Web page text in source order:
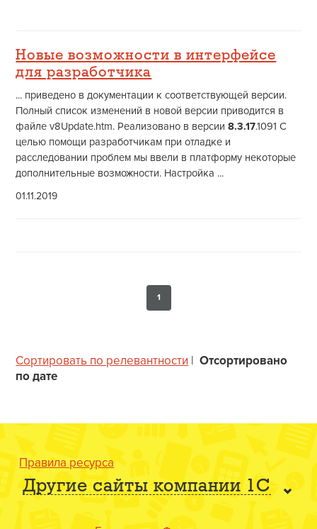
Новые возможности в интерфейсе
для разработчика
... приведено в документации к соответствующей версии.
Полный список изменений в новой версии приводится в
файле v8Update.htm. Реализовано в версии8.3.17.1091 С
целью помощи разработчикам при отладке и
расследовании проблем мы ввели в платформу некоторые
дополнительные возможности. Настройка ...
01.11.2019
1
Сортировать по релевантности |Отсортировано
по дате
Правила ресурса
Другие сайты компании 1С